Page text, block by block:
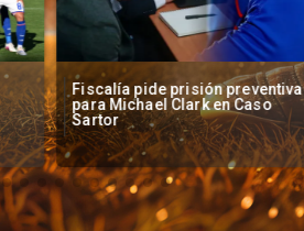
Fiscalía pide prisión preventiva
para Michael Clark en Caso
Sartor